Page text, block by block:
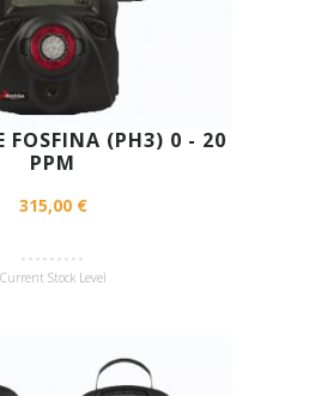
FOSFINA (PH3) 0 - 20
PPM
315,00 €
Current Stock Level